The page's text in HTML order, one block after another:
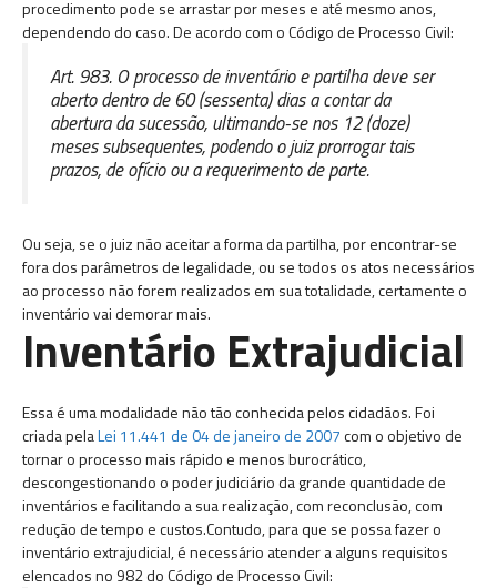
procedimento pode se arrastar por meses e até mesmo anos,
dependendo do caso. De acordo com o Código de Processo Civil:
Art. 983. O processo de inventário e partilha deve ser
aberto dentro de 60 (sessenta) dias a contar da
abertura da sucessão, ultimando-se nos 12 (doze)
meses subsequentes, podendo o juiz prorrogar tais
prazos, de ofício ou a requerimento de parte.
Ou seja, se o juiz não aceitar a forma da partilha, por encontrar-se
fora dos parâmetros de legalidade, ou se todos os atos necessários
ao processo não forem realizados em sua totalidade, certamente o
inventário vai demorar mais.
Inventário Extrajudicial
Essa é uma modalidade não tão conhecida pelos cidadãos. Foi
criada pelaLei 11.441 de 04 de janeiro de 2007com o objetivo de
tornar o processo mais rápido e menos burocrático,
descongestionando o poder judiciário da grande quantidade de
inventários e facilitando a sua realização, com reconclusão, com
redução de tempo e custos.Contudo, para que se possa fazer o
inventário extrajudicial, é necessário atender a alguns requisitos
elencados no 982 do Código de Processo Civil: